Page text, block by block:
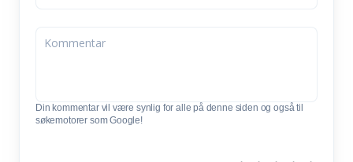
Din kommentar vil være synlig for alle på denne siden og også til
søkemotorer som Google!